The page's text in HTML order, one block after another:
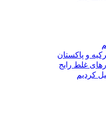
و پاکستان
غلط رایج
کردیم